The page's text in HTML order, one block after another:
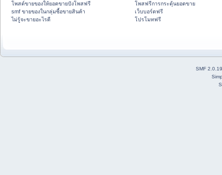
โพสต์ขายของให้ยอดขายปังโพสฟรี
smf ขายของในกลุ่มซื้อขายสินค้า
ไม่รู้จะขายอะไรดี
โพสฟรีการกระตุ้นยอดขาย
เว็บบอร์ดฟรี
โปรโมทฟรี
SMF 2.0.19